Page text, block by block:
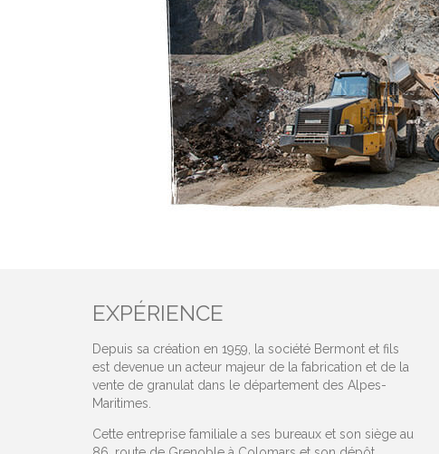
EXPÉRIENCE
Depuis sa création en 1959, la société Bermont et fils
est devenue un acteur majeur de la fabrication et de la
vente de granulat dans le département des Alpes-
Maritimes.
Cette entreprise familiale a ses bureaux et son siège au